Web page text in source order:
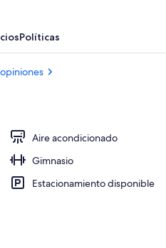
Departamento ejecutivo, 3
Políticas
Aire acondicionado
Gimnasio
Estacionamiento disponible